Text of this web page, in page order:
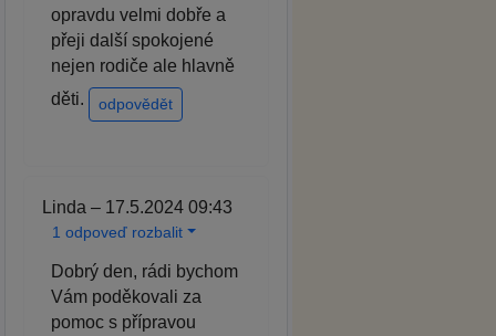
opravdu velmi dobře a
přeji další spokojené
nejen rodiče ale hlavně
děti.
odpovědět
Linda – 17.5.2024 09:43
1 odpoveď rozbalit
Dobrý den, rádi bychom
Vám poděkovali za
pomoc s přípravou